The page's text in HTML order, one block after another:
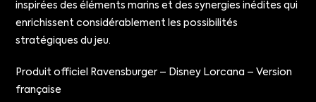
inspirées des éléments marins et des synergies inédites qui
enrichissent considérablement les possibilités
stratégiques du jeu.
Produit officiel Ravensburger – Disney Lorcana – Version
française